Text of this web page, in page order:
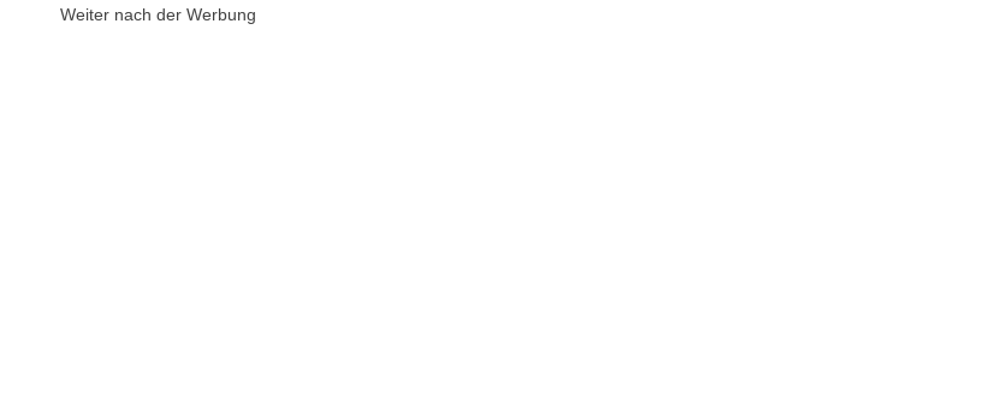
Weiter nach der Werbung